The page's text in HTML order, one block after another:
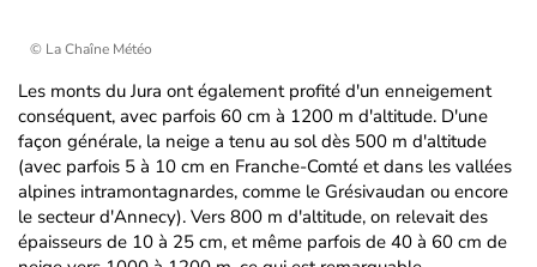
© La Chaîne Météo
Les monts du Jura ont également profité d'un enneigement
conséquent, avec parfois 60 cm à 1200 m d'altitude. D'une
façon générale, la neige a tenu au sol dès 500 m d'altitude
(avec parfois 5 à 10 cm en Franche-Comté et dans les vallées
alpines intramontagnardes, comme le Grésivaudan ou encore
le secteur d'Annecy). Vers 800 m d'altitude, on relevait des
épaisseurs de 10 à 25 cm, et même parfois de 40 à 60 cm de